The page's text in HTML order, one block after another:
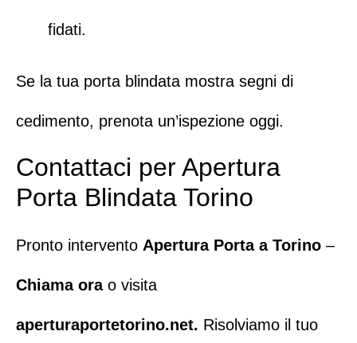
fidati.
Se la tua porta blindata mostra segni di
cedimento, prenota un’ispezione oggi.
Contattaci per Apertura
Porta Blindata Torino
Pronto intervento Apertura Porta a Torino –
Chiama orao visita
aperturaportetorino.net. Risolviamo il tuo